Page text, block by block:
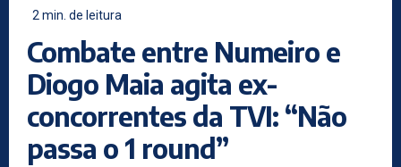
2min. de leitura
Combate entre Numeiro e
Diogo Maia agita ex-
concorrentes da TVI: “Não
passa o 1 round”